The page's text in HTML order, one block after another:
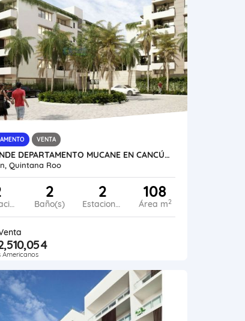
VENTA
SE VENDE DEPARTAMENTO MUCANE EN CANCÚN MÉXICO VE02-480MEX-CO
Quintana Roo
Habitaciones
2
Baño(s)
2
Estacionamiento
108
Área m2
Americanos